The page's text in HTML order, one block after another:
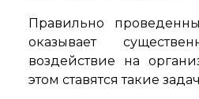
Правильно
оказывает
воздействие на
этом ставятся такие